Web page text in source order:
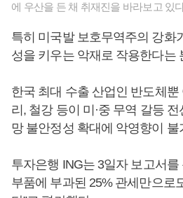
에 우산을 든 채 취재진을 바라보고 있
특히 미국발 보호무역주의 강화
성을 키우는 악재로 작용한다는
한국 최대 수출 산업인 반도체뿐
리, 철강 등이 미·중 무역 갈등
망 불안정성 확대에 악영향이 불
투자은행 ING는 3일자 보고서를
부품에 부과된 25% 관세만으로